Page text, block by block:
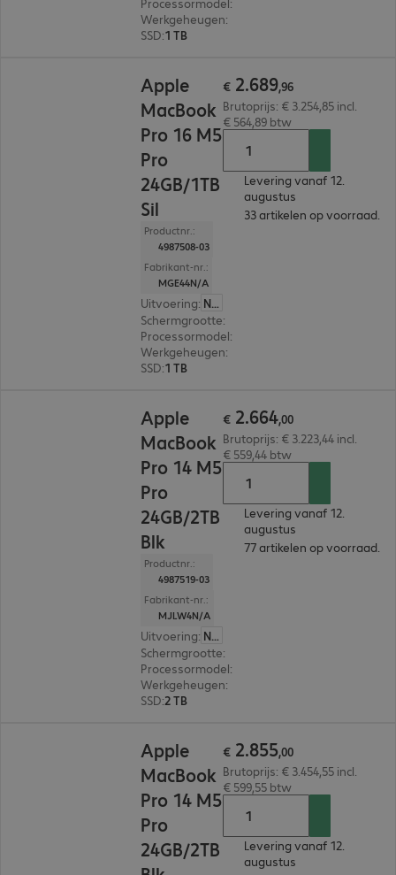
Werkgeheugen:
SSD:1 TB
Apple
MacBook
Pro 16 M5
Pro
24GB/1TB
Sil
Productnr.:
4987508-03
Fabrikant-nr.:
MGE44N/A
Uitvoering:
Nederland
Schermgrootte:
Processormodel:
Werkgeheugen:
SSD:1 TB
€ 2.689,96
Brutoprijs: € 3.254,85 incl.
€ 564,89 btw
Levering vanaf 12.
augustus
33 artikelen op voorraad.
Apple
MacBook
Pro 14 M5
Pro
24GB/2TB
Blk
Productnr.:
4987519-03
Fabrikant-nr.:
MJLW4N/A
Uitvoering:
Nederland
Schermgrootte:
Processormodel:
Werkgeheugen:
SSD:2 TB
€ 2.664,00
Brutoprijs: € 3.223,44 incl.
€ 559,44 btw
Levering vanaf 12.
augustus
77 artikelen op voorraad.
Apple
MacBook
Pro 14 M5
Pro
24GB/2TB
€ 2.855,00
Brutoprijs: € 3.454,55 incl.
€ 599,55 btw
Levering vanaf 12.
augustus